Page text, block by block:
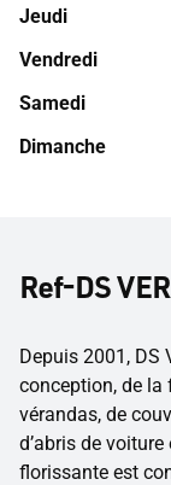
Jeudi
Vendredi
Samedi
Dimanche
Ref-DS
Depuis 2001, DS
conception, de la
vérandas, de
d’abris de
florissante est